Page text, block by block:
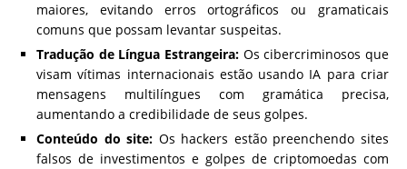
maiores, evitando erros ortográficos ou gramaticais
comuns que possam levantar suspeitas.
Tradução de Língua Estrangeira: Os cibercriminosos que
visam vítimas internacionais estão usando IA para criar
mensagens multilíngues com gramática precisa,
aumentando a credibilidade de seus golpes.
Conteúdo do site: Os hackers estão preenchendo sites
falsos de investimentos e golpes de criptomoedas com